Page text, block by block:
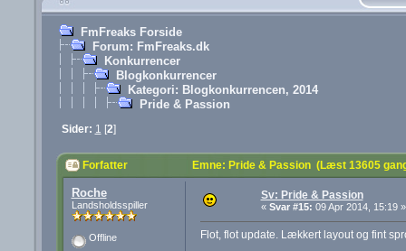
FmFreaks Forside
Forum: FmFreaks.dk
Konkurrencer
Blogkonkurrencer
Kategori: Blogkonkurrencen, 2014
Pride & Passion
Sider: 1 [2]
Forfatter Emne: Pride & Passion (Læst 13605
Roche
Landsholdsspiller
Offline
Sv: Pride & Passion
« Svar #15: 09 Apr 2014, 15:19 »
Flot, flot update. Lækkert layout og fint